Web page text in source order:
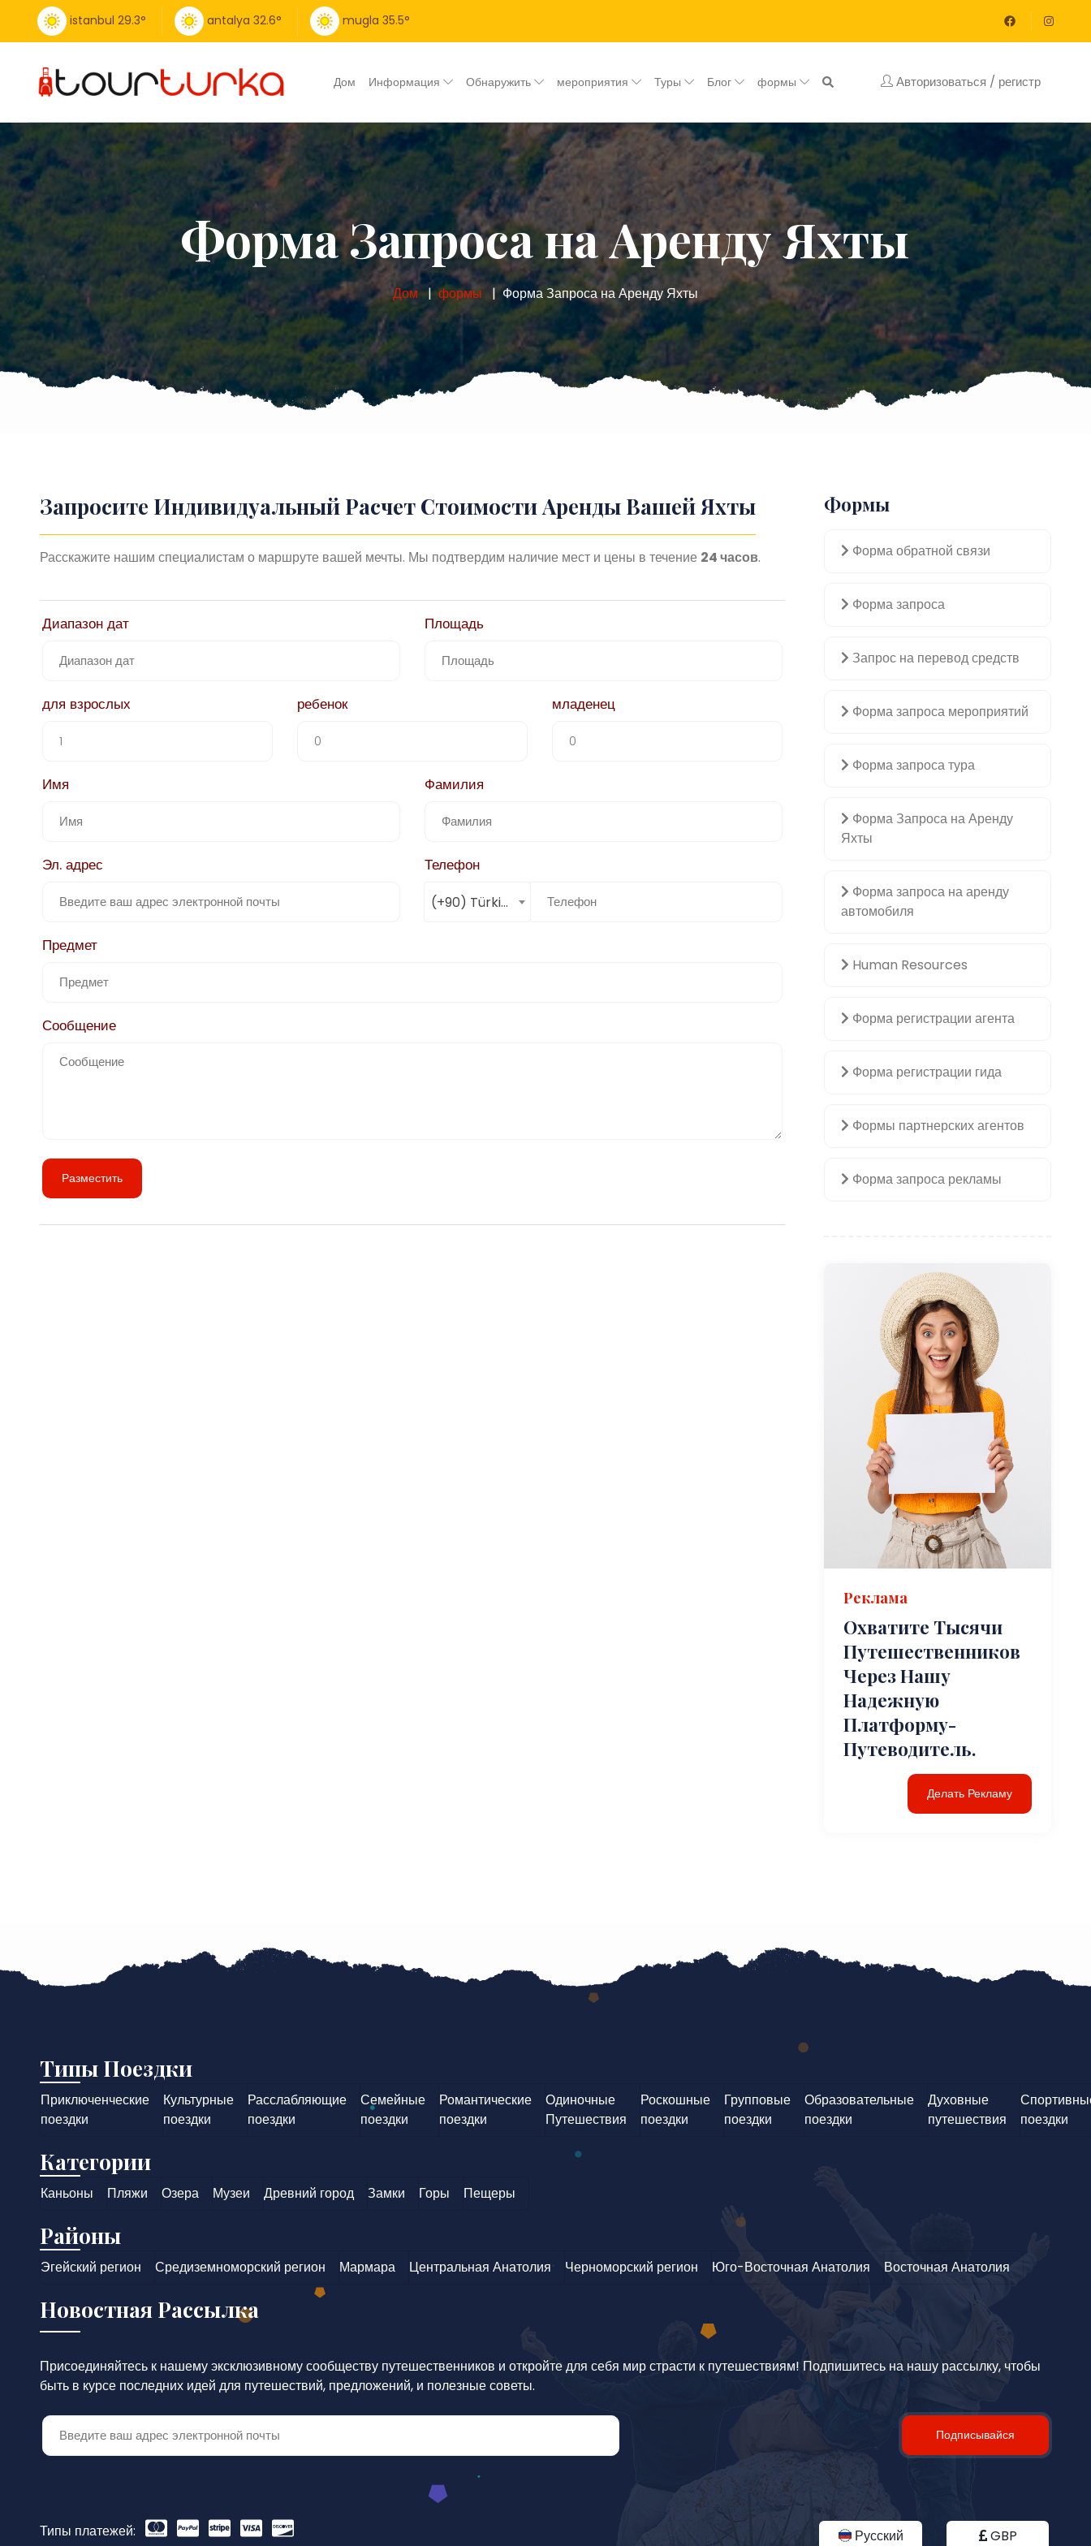
istanbul 29.3° antalya 32.6° mugla 35.5°
Дом Информация Обнаружить мероприятия Туры Блог формы Авторизоваться / регистр
Форма Запроса на Аренду Яхты
Дом формы Форма Запроса на Аренду Яхты
Запросите Индивидуальный Расчет Стоимости Аренды Вашей Яхты
Расскажите нашим специалистам о маршруте вашей мечты. Мы подтвердим наличие мест и цены в течение 24 часов.
Диапазон дат Площадь
для взрослых ребенок младенец
Имя Фамилия
Эл. адрес Телефон
(+90) Türkiye
Предмет
Сообщение
Разместить
Формы
Форма обратной связи
Форма запроса
Запрос на перевод средств
Форма запроса мероприятий
Форма запроса тура
Форма Запроса на Аренду
Яхты
Форма запроса на аренду
автомобиля
Human Resources
Форма регистрации агента
Форма регистрации гида
Формы партнерских агентов
Форма запроса рекламы
Реклама
Охватите Тысячи
Путешественников
Через Нашу
Надежную
Платформу-
Путеводитель.
Делать Рекламу
Типы Поездки
Приключенческие
поездки
Культурные
поездки
Расслабляющие
поездки
Семейные
поездки
Романтические
поездки
Одиночные
Путешествия
Роскошные
поездки
Групповые
поездки
Образовательные
поездки
Духовные
путешествия
поездки
Категории
Каньоны Пляжи Озера Музеи Древний город Замки Горы Пещеры
Районы
Эгейский регион Средиземноморский регион Мармара Центральная Анатолия Черноморский регион Юго-Восточная Анатолия Восточная Анатолия
Новостная Рассылка
Присоединяйтесь к нашему эксклюзивному сообществу путешественников и откройте для себя мир страсти к путешествиям! Подпишитесь на нашу рассылку, чтобы
быть в курсе последних идей для путешествий, предложений, и полезные советы.
Подписывайся
Типы платежей: Русский GBP